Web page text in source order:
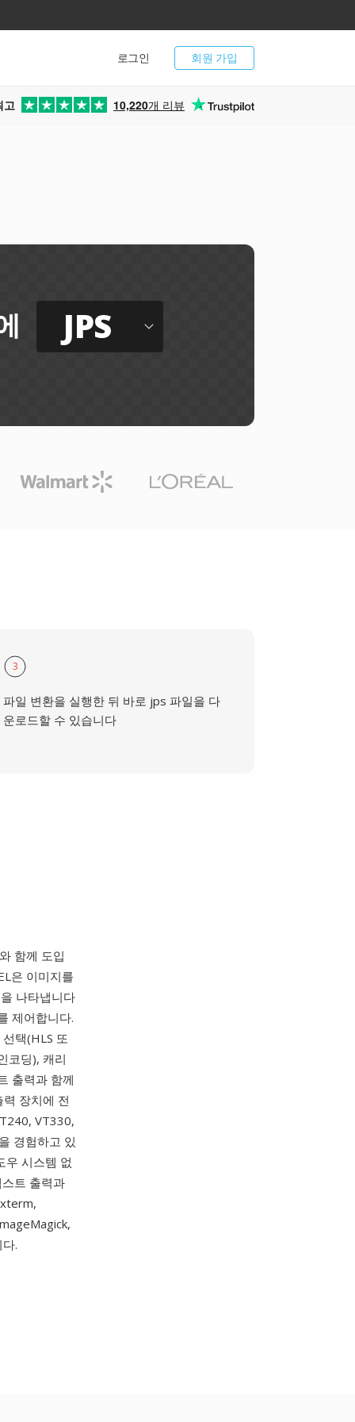
회원 가입
로그인
고 10,220개 리뷰
JPS
3
파일 변환을 실행한 뒤 바로 jps 파일을 다
운로드할 수 있습니다
함께 도입
은 이미지를
나타냅니다
제어합니다.
택(HLS 또
코딩), 캐리
출력과 함께
장치에 전
VT330,
경험하고 있
우 시스템 없
트 출력과
.